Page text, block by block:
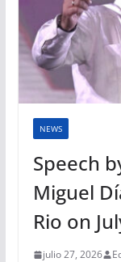
NEWS
Speech
Miguel
Rio on
julio 27, 2026